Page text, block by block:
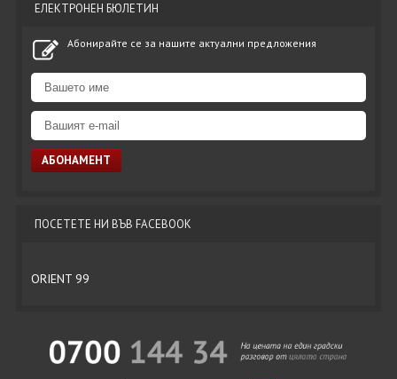
ЕЛЕКТРОНЕН БЮЛЕТИН
Абонирайте се за нашите актуални предложения
ПОСЕТЕТЕ НИ ВЪВ FACEBOOK
ORIENT 99